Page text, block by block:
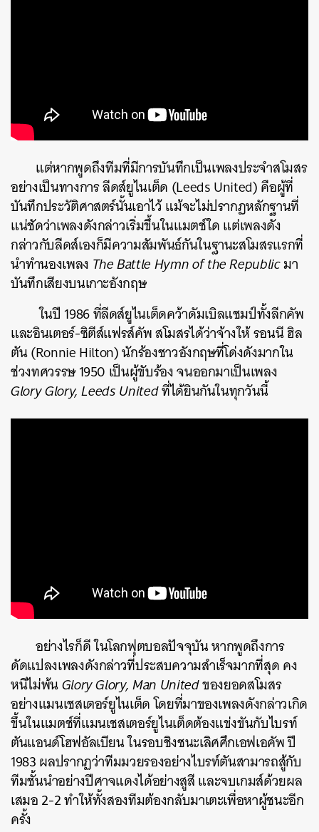
แต่หากพูดถึงทีมที่มีการบันทึกเป็นเพลงประจำสโมสร
อย่างเป็นทางการ ลีดส์ยูไนเต็ด (Leeds United) คือผู้ที่
บันทึกประวัติศาสตร์นั้นเอาไว้ แม้จะไม่ปรากฏหลักฐานที่
แน่ชัดว่าเพลงดังกล่าวเริ่มขึ้นในแมตช์ใด แต่เพลงดัง
กล่าวกับลีดส์เองก็มีความสัมพันธ์กันในฐานะสโมสรแรกที่
นำทำนองเพลง The Battle Hymn of the Republicมา
บันทึกเสียงบนเกาะอังกฤษ
ในปี 1986 ที่ลีดส์ยูไนเต็ดคว้าดัมเบิลแชมป์ทั้งลีกคัพ
และอินเตอร์-ซิตีส์แฟรส์คัพสโมสรได้ว่าจ้างให้ รอนนี ฮิล
ตัน (Ronnie Hilton) นักร้องชาวอังกฤษที่โด่งดังมากใน
ช่วงทศวรรษ 1950 เป็นผู้ขับร้อง จนออกมาเป็นเพลง
Glory Glory, Leeds Unitedที่ได้ยินกันในทุกวันนี้
อย่างไรก็ดี ในโลกฟุตบอลปัจจุบัน หากพูดถึงการ
ดัดแปลงเพลงดังกล่าวที่ประสบความสำเร็จมากที่สุด คง
หนีไม่พ้นGlory Glory, Man Unitedของยอดสโมสร
อย่างแมนเชสเตอร์ยูไนเต็ด โดยที่มาของเพลงดังกล่าวเกิด
ขึ้นในแมตช์ที่แมนเชสเตอร์ยูไนเต็ดต้องแข่งขันกับไบรท์
ตันแอนด์โฮฟอัลเบียน ในรอบชิงชนะเลิศศึกเอฟเอคัพ ปี
1983 ผลปรากฏว่าทีมมวยรองอย่างไบรท์ตันสามารถสู้กับ
ทีมชั้นนำอย่างปีศาจแดงได้อย่างสูสี และจบเกมส์ด้วยผล
เสมอ 2-2 ทำให้ทั้งสองทีมต้องกลับมาเตะเพื่อหาผู้ชนะอีก
ครั้ง
SHARE TWEET LINE EMAIL